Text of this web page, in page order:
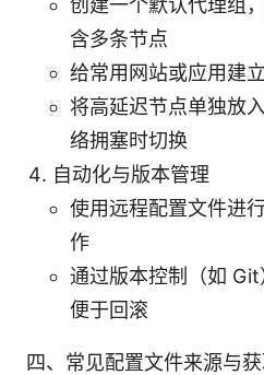
含多条节点
给常用网站或应用建
将高延迟节点单独放
络拥塞时切换
自动化与版本管理
使用远程配置文件进
作
通过版本控制（如 Git
便于回滚
四、常见配置文件来源与